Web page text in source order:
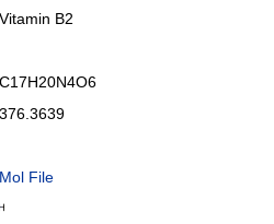
Vitamin B2
C17H20N4O6
376.3639
Mol File